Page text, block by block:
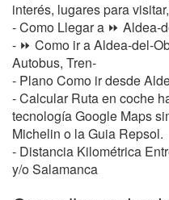
interés, lugares para
- Como Llegar a ⏩ Aldea-
- ⏩ Como ir a Aldea-del-
Autobus, Tren-
- Plano Como ir desde
- Calcular Ruta en coche
tecnología Google Maps
Michelin o la Guia Repsol.
- Distancia Kilométrica
y/o Salamanca